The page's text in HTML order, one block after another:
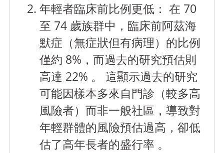
年輕者臨床前比例更低： 在 70
至 74 歲族群中，臨床前阿茲海
默症（無症狀但有病理）的比例
僅約 8%，而過去的研究預估則
高達 22% 。 這顯示過去的研究
可能因樣本多來自門診（較多高
風險者）而非一般社區，導致對
年輕群體的風險預估過高，卻低
估了高年長者的盛行率 。